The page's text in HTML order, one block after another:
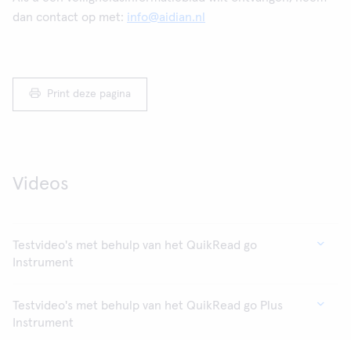
dan contact op met: info@aidian.nl
Print deze pagina
Videos
Testvideo's met behulp van het QuikRead go
Instrument
Testvideo's met behulp van het QuikRead go Plus
Instrument